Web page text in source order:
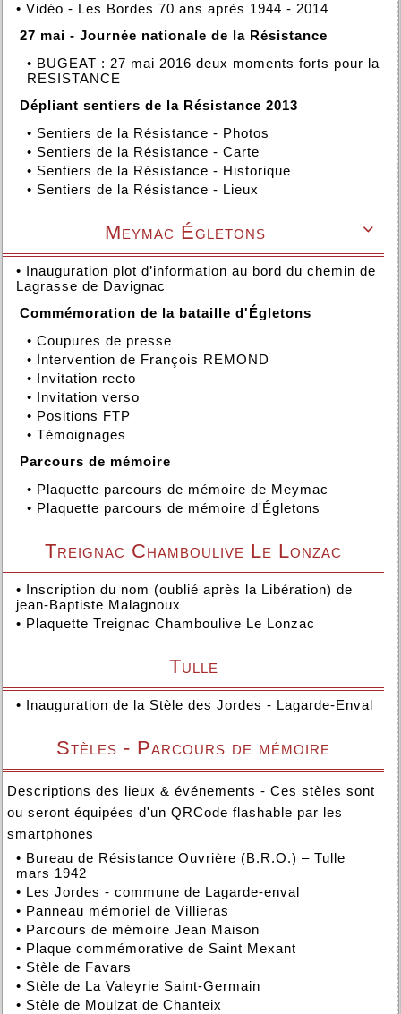
• Vidéo - Les Bordes 70 ans après 1944 - 2014
27 mai - Journée nationale de la Résistance
• BUGEAT : 27 mai 2016 deux moments forts pour la
RESISTANCE
Dépliant sentiers de la Résistance 2013
• Sentiers de la Résistance - Photos
• Sentiers de la Résistance - Carte
• Sentiers de la Résistance - Historique
• Sentiers de la Résistance - Lieux

Meymac Égletons
• Inauguration plot d’information au bord du chemin de
Lagrasse de Davignac
Commémoration de la bataille d'Égletons
• Coupures de presse
• Intervention de François REMOND
• Invitation recto
• Invitation verso
• Positions FTP
• Témoignages
Parcours de mémoire
• Plaquette parcours de mémoire de Meymac
• Plaquette parcours de mémoire d'Égletons
Treignac Chamboulive Le Lonzac
• Inscription du nom (oublié après la Libération) de
jean-Baptiste Malagnoux
• Plaquette Treignac Chamboulive Le Lonzac
Tulle
• Inauguration de la Stèle des Jordes - Lagarde-Enval
Stèles - Parcours de mémoire
Descriptions des lieux & événements - Ces stèles sont
ou seront équipées d'un QRCode flashable par les
smartphones
• Bureau de Résistance Ouvrière (B.R.O.) – Tulle
mars 1942
• Les Jordes - commune de Lagarde-enval
• Panneau mémoriel de Villieras
• Parcours de mémoire Jean Maison
• Plaque commémorative de Saint Mexant
• Stèle de Favars
• Stèle de La Valeyrie Saint-Germain
• Stèle de Moulzat de Chanteix